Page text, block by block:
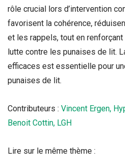
rôle crucial lors d’intervention
favorisent la cohérence,
et les rappels, tout en renforçant
lutte contre les punaises de lit.
efficaces est essentielle pour
punaises de lit.
Contributeurs : Vincent Ergen,
Benoit Cottin, LGH
Lire sur le même thème :